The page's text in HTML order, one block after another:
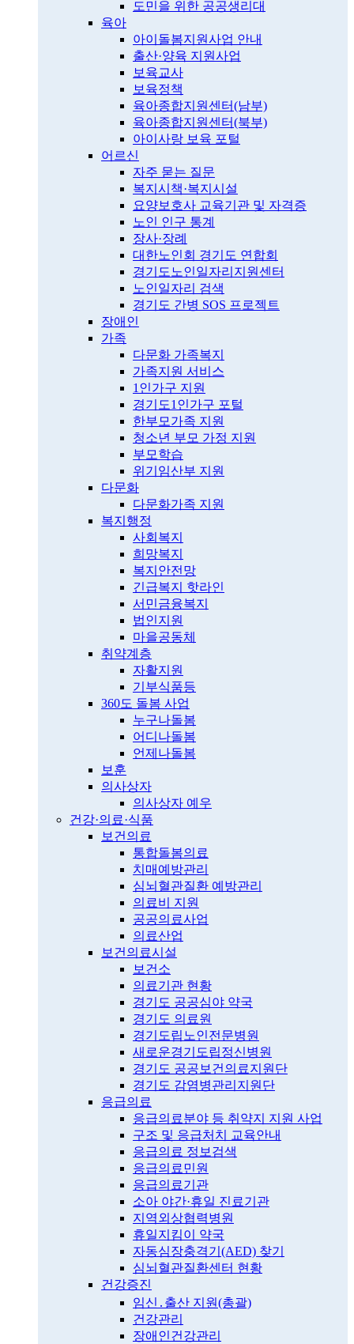
도민을 위한 공공생리대
육아
아이돌봄지원사업 안내
출산·양육 지원사업
보육교사
보육정책
육아종합지원센터(남부)
육아종합지원센터(북부)
아이사랑 보육 포털
어르신
자주 묻는 질문
복지시책·복지시설
요양보호사 교육기관 및 자격증
노인 인구 통계
장사·장례
대한노인회 경기도 연합회
경기도노인일자리지원센터
노인일자리 검색
경기도 간병 SOS 프로젝트
장애인
가족
다문화 가족복지
가족지원 서비스
1인가구 지원
경기도1인가구 포털
한부모가족 지원
청소년 부모 가정 지원
부모학습
위기임산부 지원
다문화
다문화가족 지원
복지행정
사회복지
희망복지
복지안전망
긴급복지 핫라인
서민금융복지
법인지원
마을공동체
취약계층
자활지원
기부식품등
360도 돌봄 사업
누구나돌봄
어디나돌봄
언제나돌봄
보훈
의사상자
의사상자 예우
건강·의료·식품
보건의료
통합돌봄의료
치매예방관리
심뇌혈관질환 예방관리
의료비 지원
공공의료사업
의료산업
보건의료시설
보건소
의료기관 현황
경기도 공공심야 약국
경기도 의료원
경기도립노인전문병원
새로운경기도립정신병원
경기도 공공보건의료지원단
경기도 감염병관리지원단
응급의료
응급의료분야 등 취약지 지원 사업
구조 및 응급처치 교육안내
응급의료 정보검색
응급의료민원
응급의료기관
소아 야간·휴일 진료기관
지역외상협력병원
휴일지킴이 약국
자동심장충격기(AED) 찾기
심뇌혈관질환센터 현황
건강증진
임신․출산 지원(총괄)
건강관리
장애인건강관리